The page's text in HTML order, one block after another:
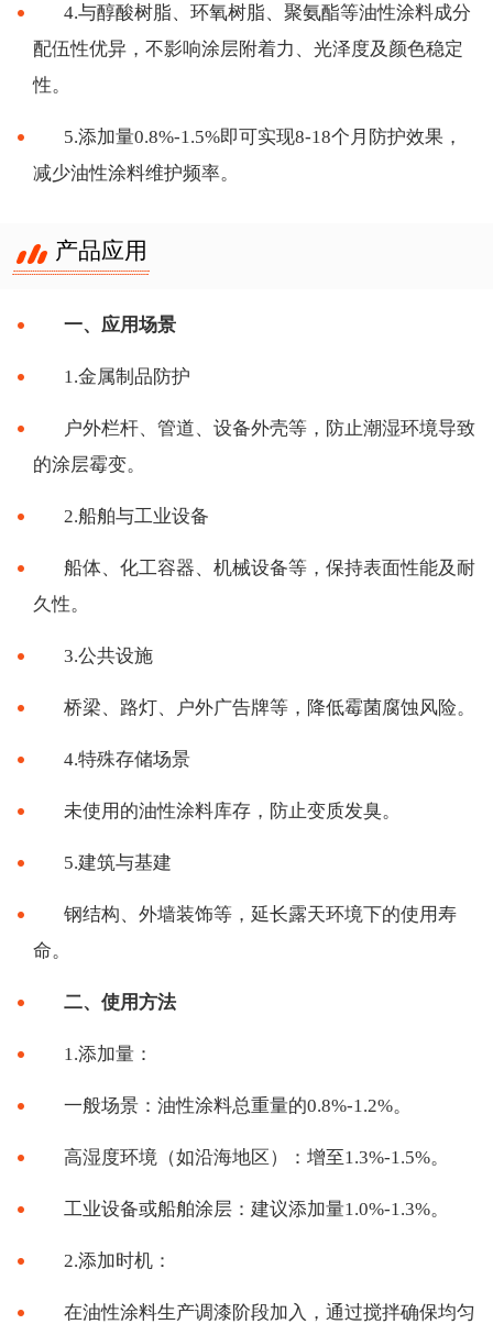
4.与醇酸树脂、环氧树脂、聚氨酯等油性涂料成分
配伍性优异，不影响涂层附着力、光泽度及颜色稳定
性。
5.添加量0.8%-1.5%即可实现8-18个月防护效果，
减少油性涂料维护频率。
产品应用
一、应用场景
1.金属制品防护
户外栏杆、管道、设备外壳等，防止潮湿环境导致
的涂层霉变。
2.船舶与工业设备
船体、化工容器、机械设备等，保持表面性能及耐
久性。
3.公共设施
桥梁、路灯、户外广告牌等，降低霉菌腐蚀风险。
4.特殊存储场景
未使用的油性涂料库存，防止变质发臭。
5.建筑与基建
钢结构、外墙装饰等，延长露天环境下的使用寿
命。
二、使用方法
1.添加量：
一般场景：油性涂料总重量的0.8%-1.2%。
高湿度环境（如沿海地区）：增至1.3%-1.5%。
工业设备或船舶涂层：建议添加量1.0%-1.3%。
2.添加时机：
在油性涂料生产调漆阶段加入，通过搅拌确保均匀